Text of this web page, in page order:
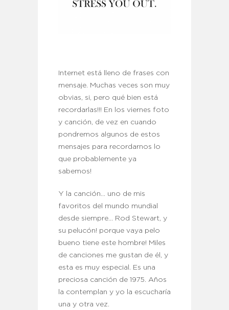
Internet está lleno de frases con
mensaje. Muchas veces son muy
obvias, si, pero qué bien está
recordarlas!!! En los viernes foto
y canción, de vez en cuando
pondremos algunos de estos
mensajes para recordarnos lo
que probablemente ya
sabemos!
Y la canción… uno de mis
favoritos del mundo mundial
desde siempre… Rod Stewart, y
su pelucón! porque vaya pelo
bueno tiene este hombre! Miles
de canciones me gustan de él, y
esta es muy especial. Es una
preciosa canción de 1975. Años
la contemplan y yo la escucharía
una y otra vez.